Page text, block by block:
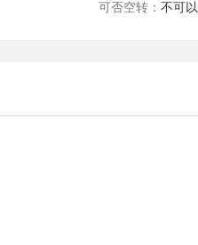
可否空转：不可以